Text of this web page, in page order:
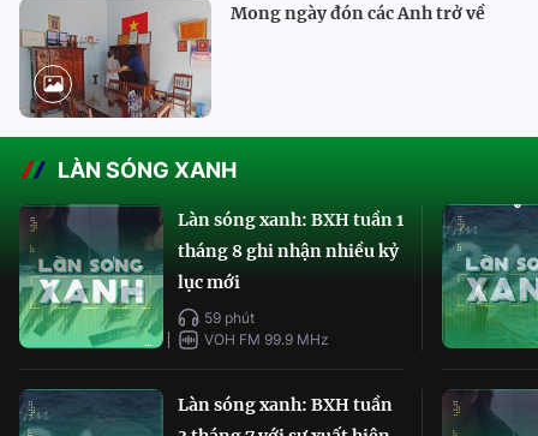
Mong ngày đón các Anh trở về
LÀN SÓNG XANH
Làn sóng xanh: BXH tuần 1
tháng 8 ghi nhận nhiều kỷ
lục mới
59 phút
VOH FM 99.9 MHz
Làn sóng xanh: BXH tuần